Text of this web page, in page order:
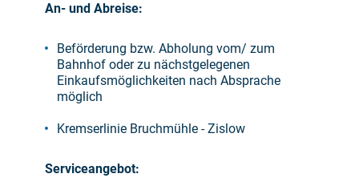
An- und Abreise:
Beförderung bzw. Abholung vom/ zum
Bahnhof oder zu nächstgelegenen
Einkaufsmöglichkeiten nach Absprache
möglich
Kremserlinie Bruchmühle - Zislow
Serviceangebot: